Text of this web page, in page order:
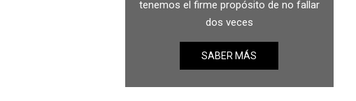
tenemos el firme propósito de no fallar
dos veces
SABER MÁS